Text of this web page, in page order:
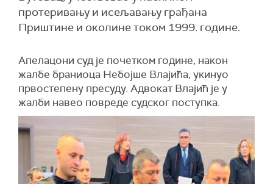
протеривању и исељавању грађана
Приштине и околине током 1999. године.
Апелацони суд је почетком године, након
жалбе браниоца Небојше Влајића, укинуо
првостепену пресуду. Адвокат Влајић је у
жалби навео повреде судског поступка.